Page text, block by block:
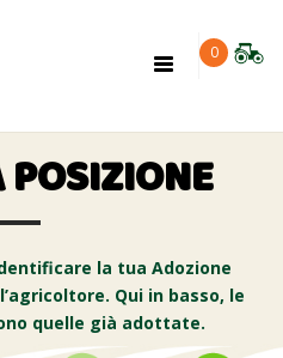
0
Toggle
la tua Adozione
Qui in basso, le
quelle già adottate.